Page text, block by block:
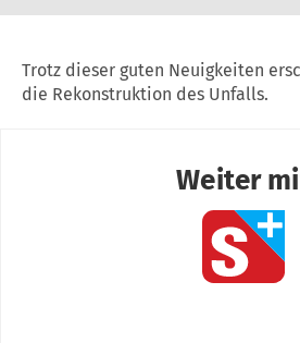
Trotz dieser guten Neuigkeiten
die Rekonstruktion des Unfalls.